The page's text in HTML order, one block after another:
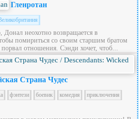
Гленротан
неохотно возвращается в
помириться со своим старшим братом
отношения. Сэнди хочет, чтоб...
Страна Чудес
фэнтези боевик комедия
приключения